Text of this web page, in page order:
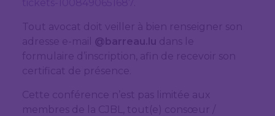
Tout avocat doit veiller à bien renseigner son
adresse e-mail @barreau.lu dans le
formulaire d’inscription, afin de recevoir son
certificat de présence.
Cette conférence n’est pas limitée aux
membres de la CJBL, tout(e) consœur /